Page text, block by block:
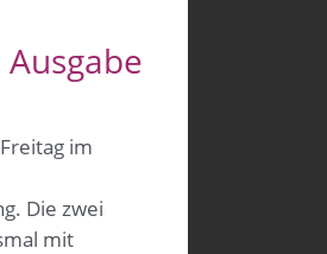
im
Die zwei
mit